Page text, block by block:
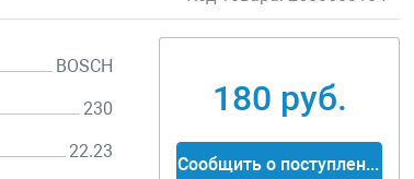
BOSCH
230
22.23
180 руб.
Сообщить о поступлении